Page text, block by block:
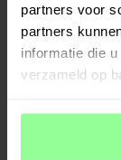
partners voor
partners
informatie die
verzameld op